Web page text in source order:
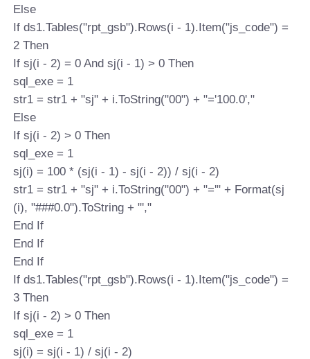
Else
If ds1.Tables("rpt_gsb").Rows(i - 1).Item("js_code") =
2 Then
If sj(i - 2) = 0 And sj(i - 1) > 0 Then
sql_exe = 1
str1 = str1 + "sj" + i.ToString("00") + "='100.0',"
Else
If sj(i - 2) > 0 Then
sql_exe = 1
sj(i) = 100 * (sj(i - 1) - sj(i - 2)) / sj(i - 2)
str1 = str1 + "sj" + i.ToString("00") + "='" + Format(sj
(i), "###0.0").ToString + "',"
End If
End If
End If
If ds1.Tables("rpt_gsb").Rows(i - 1).Item("js_code") =
3 Then
If sj(i - 2) > 0 Then
sql_exe = 1
sj(i) = sj(i - 1) / sj(i - 2)